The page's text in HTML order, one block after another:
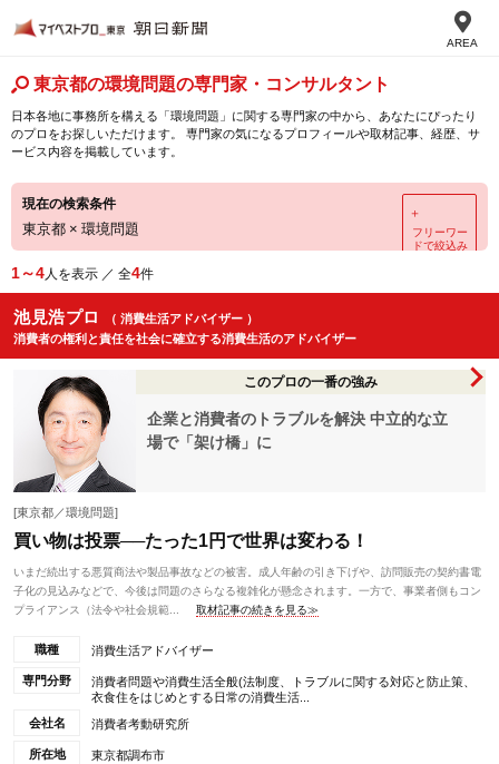
AREA
東京都の環境問題の専門家・コンサルタント
日本各地に事務所を構える「環境問題」に関する専門家の中から、あなたにぴったり
のプロをお探しいただけます。 専門家の気になるプロフィールや取材記事、経歴、サ
ービス内容を掲載しています。
現在の検索条件
東京都 × 環境問題
＋
フリーワー
ドで絞込み
1～4人を表示 ／ 全4件
池見浩プロ
（ 消費生活アドバイザー ）
消費者の権利と責任を社会に確立する消費生活のアドバイザー
このプロの一番の強み
企業と消費者のトラブルを解決 中立的な立
場で「架け橋」に
[東京都／環境問題]
買い物は投票──たった1円で世界は変わる！
いまだ続出する悪質商法や製品事故などの被害。成人年齢の引き下げや、訪問販売の契約書電
子化の見込みなどで、今後は問題のさらなる複雑化が懸念されます。一方で、事業者側もコン
プライアンス（法令や社会規範...
取材記事の続きを見る≫
職種 消費生活アドバイザー
専門分野
消費者問題や消費生活全般(法制度、トラブルに関する対応と防止策、
衣食住をはじめとする日常の消費生活...
会社名
消費者考動研究所
所在地 東京都調布市